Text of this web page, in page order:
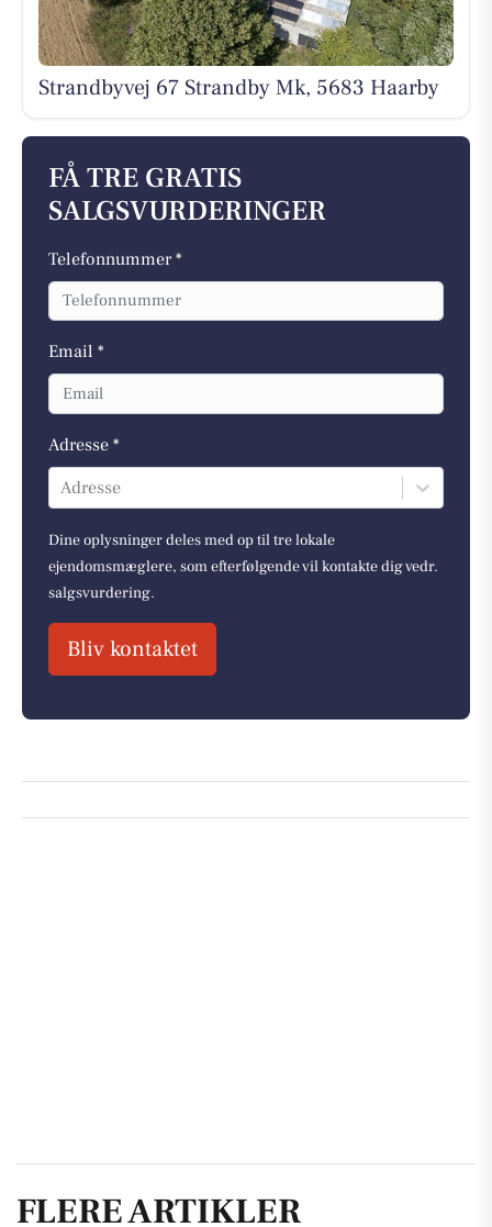
Strandbyvej 67 Strandby Mk, 5683 Haarby
FÅ TRE GRATIS
SALGSVURDERINGER
Telefonnummer *
Email *
Adresse *
Adresse
Dine oplysninger deles med op til tre lokale
ejendomsmæglere, som efterfølgende vil kontakte dig vedr.
salgsvurdering.
Bliv kontaktet
FLERE ARTIKLER